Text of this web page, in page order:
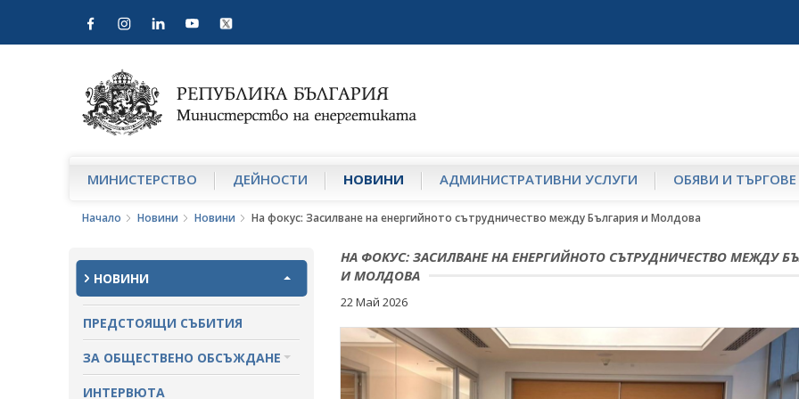
МИНИСТЕРСТВО ДЕЙНОСТИ НОВИНИ АДМИНИСТРАТИВНИ УСЛУГИ ОБЯВИ И ТЪРГОВЕ
Начало Новини Новини На фокус: Засилване на енергийното сътрудничество между България и Молдова
НОВИНИ
ПРЕДСТОЯЩИ СЪБИТИЯ
ЗА ОБЩЕСТВЕНО ОБСЪЖДАНЕ
ПРОЕКТИ ЗА ОБЩЕСТВЕНО
ИНТЕРВЮТА
НА ФОКУС: ЗАСИЛВАНЕ НА ЕНЕРГИЙНОТО СЪТРУДНИЧЕСТВО МЕЖДУ
И МОЛДОВА
22 Май 2026